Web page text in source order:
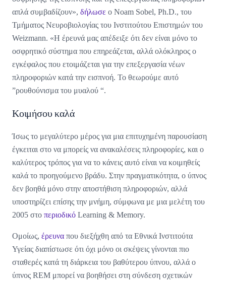
απλά συμβαδίζουν», δήλωσε ο Noam Sobel, Ph.D., του
Τμήματος Νευροβιολογίας του Ινστιτούτου Επιστημών του
Weizmann. «Η έρευνά μας απέδειξε ότι δεν είναι μόνο το
οσφρητικό σύστημα που επηρεάζεται, αλλά ολόκληρος ο
εγκέφαλος που ετοιμάζεται για την επεξεργασία νέων
πληροφοριών κατά την εισπνοή. Το θεωρούμε αυτό
”ρουθούνισμα του μυαλού “.
Κοιμήσου καλά
Ίσως το μεγαλύτερο μέρος για μια επιτυχημένη παρουσίαση
έγκειται στο να μπορείς να ανακαλέσεις πληροφορίες, και ο
καλύτερος τρόπος για να το κάνεις αυτό είναι να κοιμηθείς
καλά το προηγούμενο βράδυ. Στην πραγματικότητα, ο ύπνος
δεν βοηθά μόνο στην αποστήθιση πληροφοριών, αλλά
υποστηρίζει επίσης την μνήμη, σύμφωνα με μια μελέτη του
2005 στο περιοδικό Learning & Memory.
Ομοίως, έρευνα που διεξήχθη από τα Εθνικά Ινστιτούτα
Υγείας διαπίστωσε ότι όχι μόνο οι σκέψεις γίνονται πιο
σταθερές κατά τη διάρκεια του βαθύτερου ύπνου, αλλά ο
ύπνος REM μπορεί να βοηθήσει στη σύνδεση σχετικών